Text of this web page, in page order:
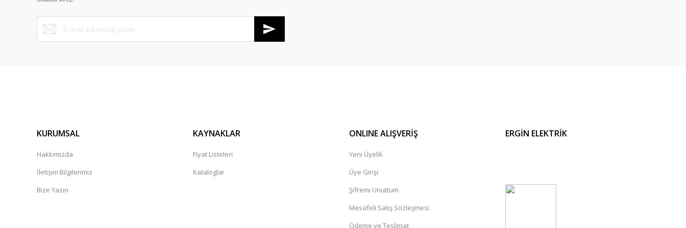
KURUMSAL
Hakkımızda
İletişim Bilgilerimiz
Bize Yazın
KAYNAKLAR
Fiyat Listeleri
Kataloglar
ONLINE ALIŞVERİŞ
Yeni Üyelik
Üye Girişi
Şifremi Unuttum
Mesafeli Satış Sözleşmesi
Ödeme ve Teslimat
ERGİN ELEKTRİK